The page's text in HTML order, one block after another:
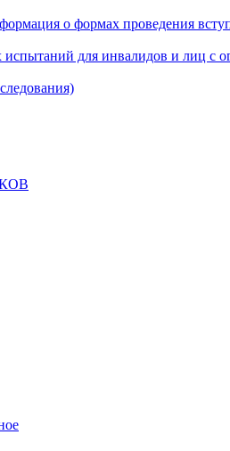
о формах проведения
для инвалидов и лиц с